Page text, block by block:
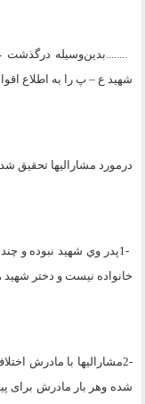
........بدین‌وسیله درگذشت
شهید ع – پ را به اطلاع
درمورد مشاراليها تحقیق
1-پدر وي شهید نبوده و
خانواده نیست و دختر
2-
شده وهر بار مادرش برای